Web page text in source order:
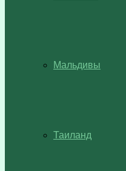
Мальдивы
Таиланд